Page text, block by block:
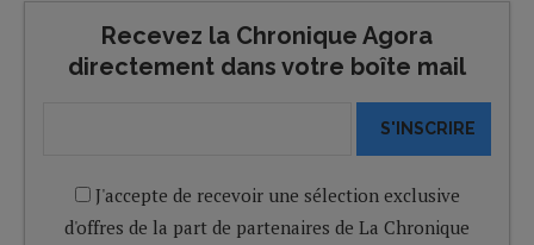
Recevez la Chronique Agora
directement dans votre boîte mail
S'INSCRIRE
J'accepte de recevoir une sélection exclusive
d'offres de la part de partenaires de La Chronique